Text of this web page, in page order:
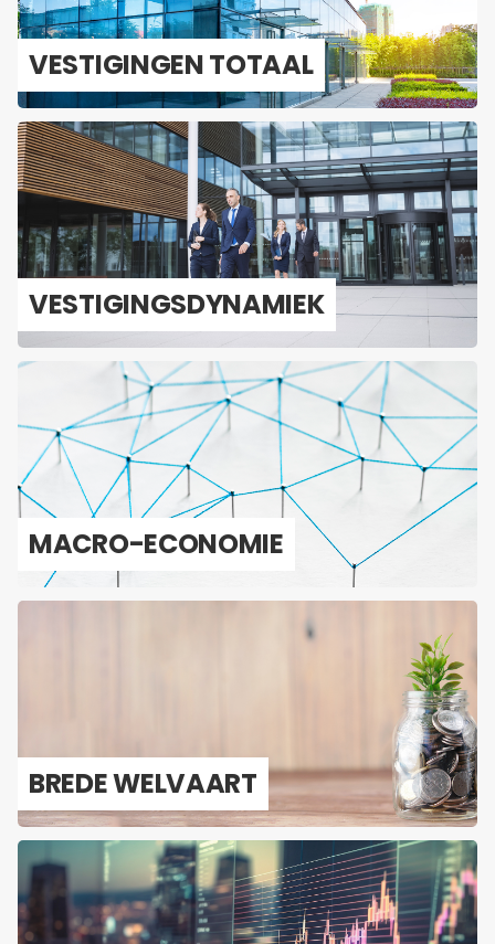
VES­TI­GIN­GEN TO­TAAL
VES­TI­GINGS­DY­NA­MIEK
MACRO-​ECONOMIE
BREDE WEL­VAART